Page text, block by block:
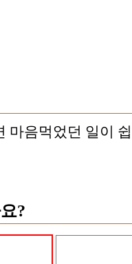
마음먹었던 일이
?